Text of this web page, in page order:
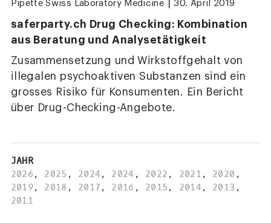
Pipette Swiss Laboratory Medicine 30. April 2019
saferparty.ch Drug Checking: Kombination
aus Beratung und Analysetätigkeit
Zusammensetzung und Wirkstoffgehalt von
illegalen psychoaktiven Substanzen sind ein
grosses Risiko für Konsumenten. Ein Bericht
über Drug-Checking-Angebote.
JAHR
2026 , 2025 , 2024, 2024 , 2022 , 2021 , 2020 ,
2019, 2018 , 2017 , 2016 , 2015 , 2014, 2013 ,
2011